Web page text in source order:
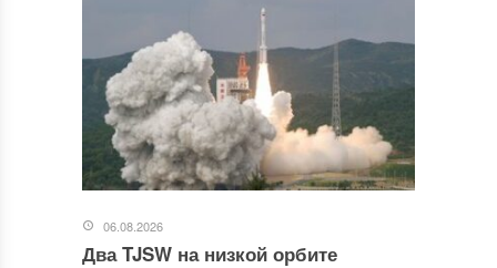
06.08.2026
Два TJSW на низкой орбите